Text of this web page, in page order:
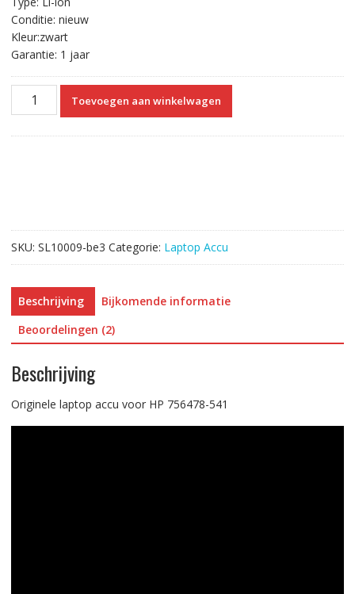
Conditie: nieuw
Kleur:zwart
Garantie: 1 jaar
Originele
Toevoegen aan winkelwagen
SKU: SL10009-be3 Categorie: Laptop Accu
Beschrijving
Bijkomende informatie
Beoordelingen (2)
Beschrijving
Originele laptop accu voor HP 756478-541